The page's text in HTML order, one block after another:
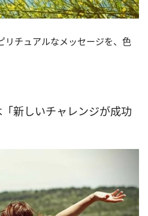
リチュアルなメッセージを、色
「新しいチャレンジが成功